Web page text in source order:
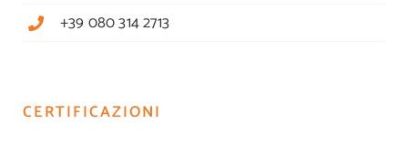
+39 080 314 2713
CERTIFICAZIONI